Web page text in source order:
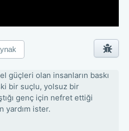
güçleri olan insanların baskı
bir suçlu, yolsuz bir
genç için nefret ettiği
yardım ister.